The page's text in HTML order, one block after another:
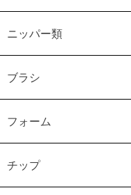
ニッパー類
ブラシ
フォーム
チップ